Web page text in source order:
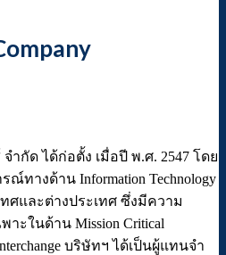
กัด ได้ก่อตั้ง เมื่อปี พ.ศ. 2547 โดย
ทางด้าน Information Technology
ศและต่างประเทศ ซึ่งมีความ
าะในด้าน Mission Critical
บริษัทฯ ได้เป็นผู้แทนจำ